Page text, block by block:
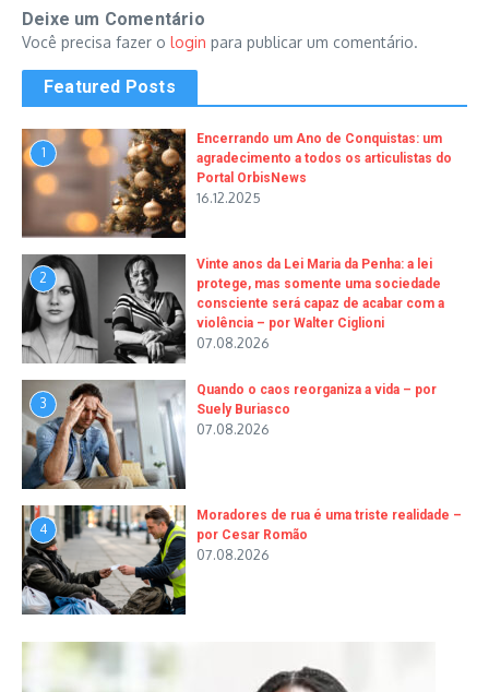
Deixe um Comentário
Você precisa fazer o login para publicar um comentário.
Featured Posts
1
Encerrando um Ano de Conquistas: um
agradecimento a todos os articulistas do
Portal OrbisNews
16.12.2025
2
Vinte anos da Lei Maria da Penha: a lei
protege, mas somente uma sociedade
consciente será capaz de acabar com a
violência – por Walter Ciglioni
07.08.2026
3
Quando o caos reorganiza a vida – por
Suely Buriasco
07.08.2026
4
Moradores de rua é uma triste realidade –
por Cesar Romão
07.08.2026